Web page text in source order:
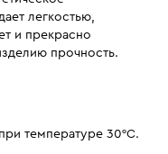
легкостью,
и прекрасно
прочность.
температуре 30°С.